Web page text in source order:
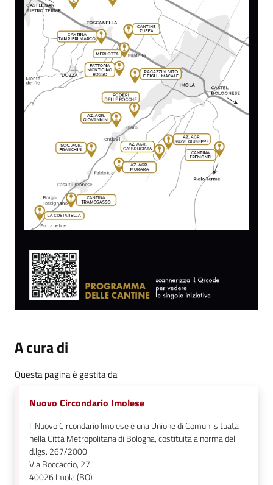
A cura di
Questa pagina è gestita da
Nuovo Circondario Imolese
Il Nuovo Circondario Imolese è una Unione di Comuni situata
nella Città Metropolitana di Bologna, costituita a norma del
d.lgs. 267/2000.
Via Boccaccio, 27
40026Imola (BO)